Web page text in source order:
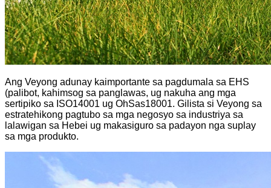
Ang Veyong adunay kaimportante sa pagdumala sa EHS
(palibot, kahimsog sa panglawas, ug nakuha ang mga
sertipiko sa ISO14001 ug OhSas18001. Gilista si Veyong sa
estratehikong pagtubo sa mga negosyo sa industriya sa
lalawigan sa Hebei ug makasiguro sa padayon nga suplay
sa mga produkto.